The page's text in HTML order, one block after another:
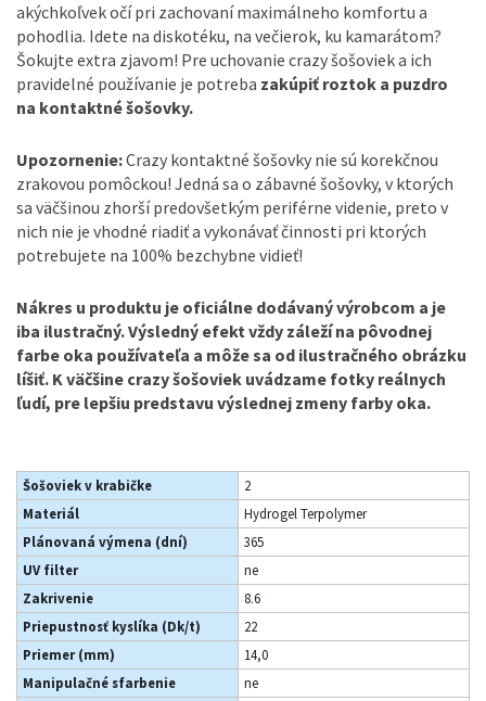
akýchkoľvek očí pri zachovaní maximálneho komfortu a
pohodlia. Idete na diskotéku, na večierok, ku kamarátom?
Šokujte extra zjavom! Pre uchovanie crazy šošoviek a ich
pravidelné používanie je potreba zakúpiť roztok a puzdro
na kontaktné šošovky.
Upozornenie:Crazy kontaktné šošovky nie sú korekčnou
zrakovou pomôckou! Jedná sa o zábavné šošovky, v ktorých
sa väčšinou zhorší predovšetkým periférne videnie, preto v
nich nie je vhodné riadiť a vykonávať činnosti pri ktorých
potrebujete na 100% bezchybne vidieť!
Nákres u produktu je oficiálne dodávaný výrobcom a je
iba ilustračný. Výsledný efekt vždy záleží na pôvodnej
farbe oka používateľa a môže sa od ilustračného obrázku
líšiť. K väčšine crazy šošoviek uvádzame fotky reálnych
ľudí, pre lepšiu predstavu výslednej zmeny farby oka.
Šošoviek v krabičke
2
Materiál
Hydrogel Terpolymer
Plánovaná výmena (dní)
365
UV filter
ne
Zakrivenie
8.6
Priepustnosť kyslíka (Dk/t)
22
Priemer (mm)
14,0
Manipulačné sfarbenie
ne